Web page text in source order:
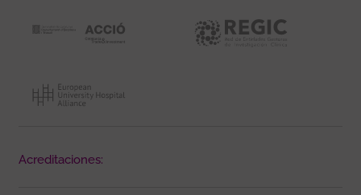
Acreditaciones: